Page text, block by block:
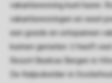
vakantiewoning kunt huren.
vakantiewoningen en weet
een goede en ontspannen
kunnen genieten. U heeft
Resort Beekse Bergen in
De Katjeskelder in